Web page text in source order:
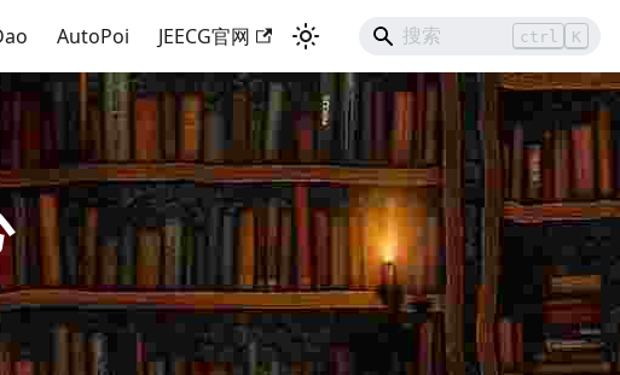
AutoPoi JEECG官网 ctrl K